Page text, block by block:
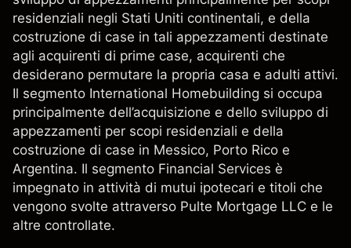
residenziali negli Stati Uniti continentali, e della
costruzione di case in tali appezzamenti destinate
agli acquirenti di prime case, acquirenti che
desiderano permutare la propria casa e adulti attivi.
Il segmento International Homebuilding si occupa
principalmente dell’acquisizione e dello sviluppo di
appezzamenti per scopi residenziali e della
costruzione di case in Messico, Porto Rico e
Argentina. Il segmento Financial Services è
impegnato in attività di mutui ipotecari e titoli che
vengono svolte attraverso Pulte Mortgage LLC e le
altre controllate.